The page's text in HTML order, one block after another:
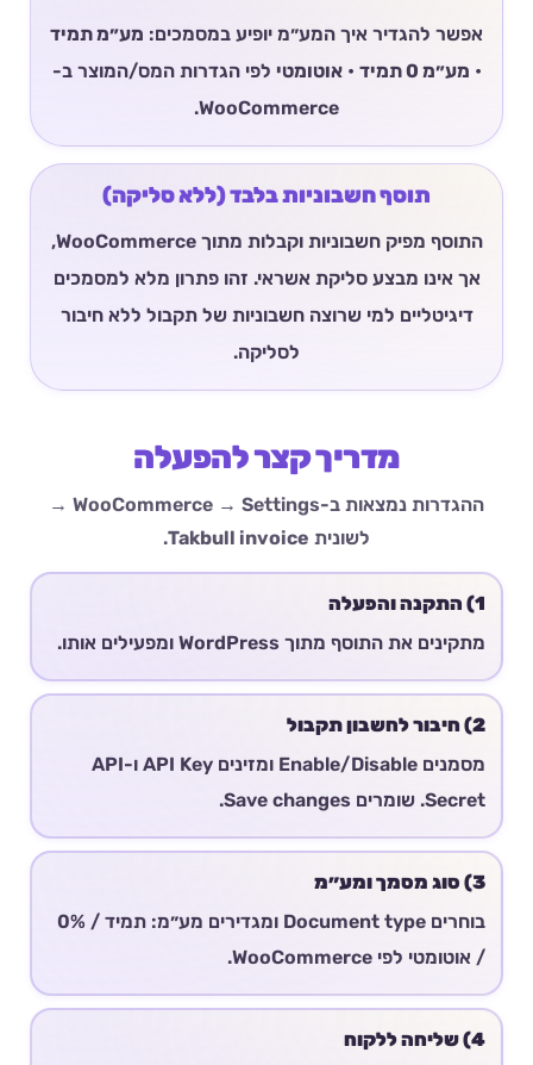
אפשר להגדיר איך המע״מ יופיע במסמכים: מע״מ תמיד
• מע״מ 0 תמיד •אוטומטי לפי הגדרות המס/המוצר ב-
WooCommerce.
תוסף חשבוניות בלבד (ללא סליקה)
התוסף מפיק חשבוניות וקבלות מתוך WooCommerce,
אך אינו מבצע סליקת אשראי. זהו פתרון מלא למסמכים
דיגיטליים למי שרוצה חשבוניות של תקבול ללא חיבור
לסליקה.
מדריך קצר להפעלה
ההגדרות נמצאות ב-WooCommerce → Settings →
לשונית Takbull invoice
.
1) התקנה והפעלה
מתקינים את התוסף מתוך WordPress ומפעילים אותו.
2) חיבור לחשבון תקבול
מסמנים Enable/Disable ומזינים API Key ו-API
Secret. שומרים Save changes.
3) סוג מסמך ומע״מ
בוחרים Document type ומגדירים מע״מ: תמיד / 0%
/ אוטומטי לפי WooCommerce.
4) שליחה ללקוח